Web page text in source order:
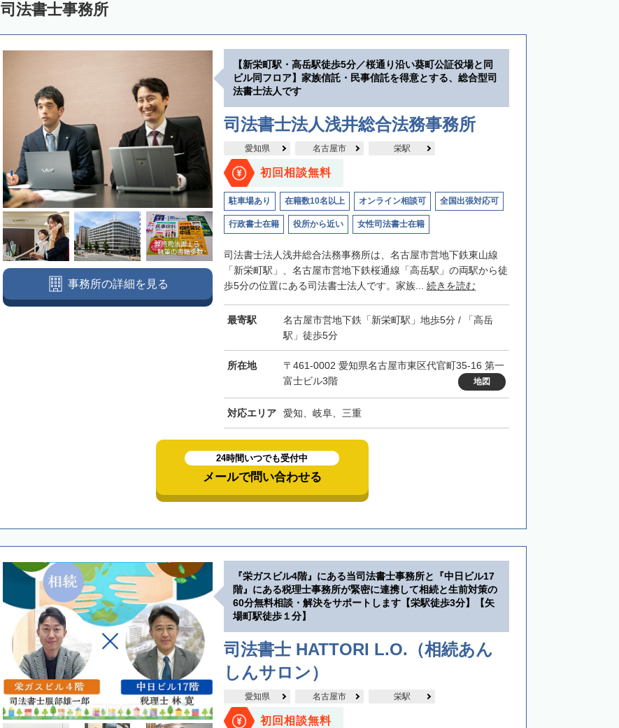
司法書士事務所
【新栄町駅・高岳駅徒歩5分／桜通り沿い葵町公証役場と同
ビル同フロア】家族信託・民事信託を得意とする、総合型司
法書士法人です
司法書士法人浅井総合法務事務所
愛知県 名古屋市 栄駅
初回相談無料
駐車場あり 在籍数10名以上 オンライン相談可 全国出張対応可
行政書士在籍 役所から近い 女性司法書士在籍
司法書士法人浅井総合法務事務所は、名古屋市営地下鉄東山線
「新栄町駅」、名古屋市営地下鉄桜通線「高岳駅」の両駅から徒
歩5分の位置にある司法書士法人です。家族... 続きを読む
最寄駅
名古屋市営地下鉄「新栄町駅」地歩5分 / 「高岳
駅」徒歩5分
所在地
〒461-0002 愛知県名古屋市東区代官町35-16 第一
富士ビル3階
地図
対応エリア 愛知、岐阜、三重
事務所の詳細を見る
24時間いつでも受付中
メールで問い合わせる
『栄ガスビル4階』にある当司法書士事務所と『中日ビル17
階』にある税理士事務所が緊密に連携して相続と生前対策の
60分無料相談・解決をサポートします【栄駅徒歩3分】【矢
場町駅徒歩１分】
司法書士 HATTORI L.O.（相続あん
しんサロン）
愛知県 名古屋市 栄駅
初回相談無料